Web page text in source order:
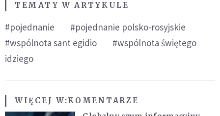
TEMATY W ARTYKULE
#pojednanie
#pojednanie polsko-rosyjskie
#wspólnota sant egidio
#wspólnota świętego
idziego
WIĘCEJ W:KOMENTARZE